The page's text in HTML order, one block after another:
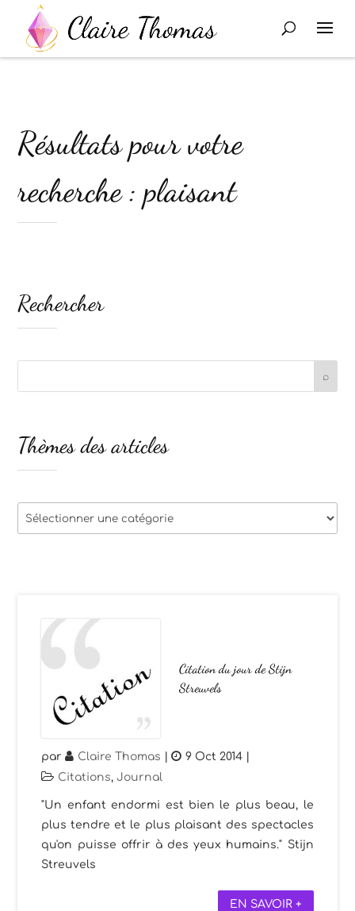
Résultats pour votre
recherche : plaisant
Citation du jour de Stijn
Streuvels
par Claire Thomas | 9 Oct 2014 |
Citations,Journal
"Un enfant endormi est bien le plus beau, le
plus tendre et le plus plaisant des spectacles
qu'on puisse offrir à des yeux humains." Stijn
Streuvels
EN SAVOIR +
Rechercher
Thèmes des articles
Thèmes
des